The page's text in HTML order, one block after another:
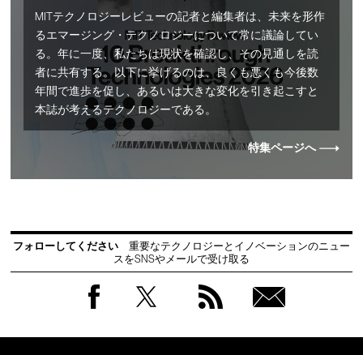
MITテクノロジーレビューの記者と編集者は、未来を形作
るエマージング・テクノロジーについて常に議論してい
る。年に一度、私たちは現状を確認し、その見通しを読
者に共有する。以下に挙げるのは、良くも悪くも今後数
年間で進歩を促し、あるいは大きな変化を引き起こすと
本誌が考えるテクノロジーである。
特集ページへ
フォローしてください
重要なテクノロジーとイノベーションのニュー
スをSNSやメールで受け取る